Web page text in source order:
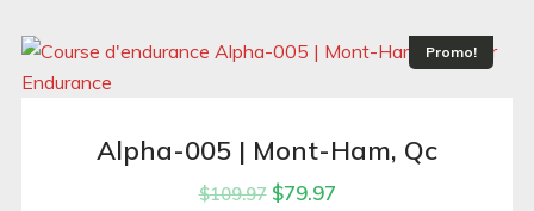
Promo!
Alpha-005 | Mont-Ham, Qc
$109.97 $79.97